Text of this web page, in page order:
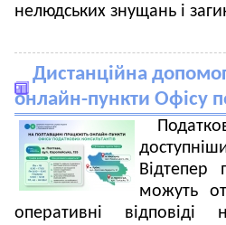
нелюдських знущань і
Дистанційна
онлайн-пункти Офісу
Відтепер
можуть
оперативні